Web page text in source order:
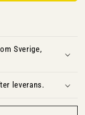
Sverige,
leverans.